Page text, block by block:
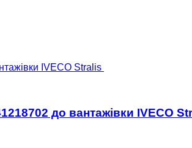
до вантажівки IVECO